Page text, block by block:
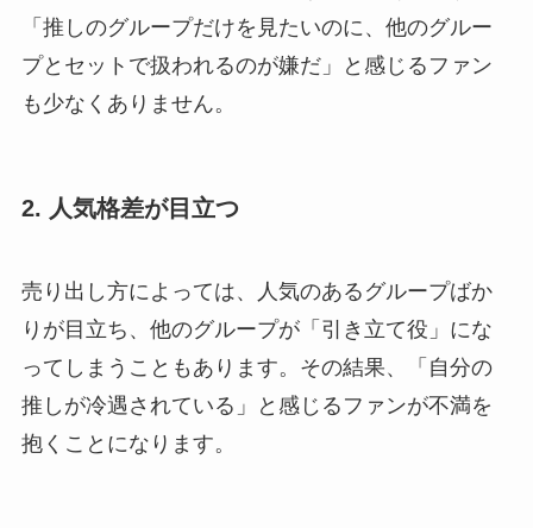
「推しのグループだけを見たいのに、他のグルー
プとセットで扱われるのが嫌だ」と感じるファン
も少なくありません。
2. 人気格差が目立つ
売り出し方によっては、人気のあるグループばか
りが目立ち、他のグループが「引き立て役」にな
ってしまうこともあります。その結果、「自分の
推しが冷遇されている」と感じるファンが不満を
抱くことになります。